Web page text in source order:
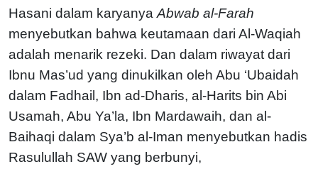
Hasani dalam karyanya Abwab al-Farah
menyebutkan bahwa keutamaan dari Al-Waqiah
adalah menarik rezeki. Dan dalam riwayat dari
Ibnu Mas’ud yang dinukilkan oleh Abu ‘Ubaidah
dalam Fadhail, Ibn ad-Dharis, al-Harits bin Abi
Usamah, Abu Ya’la, Ibn Mardawaih, dan al-
Baihaqi dalam Sya’b al-Iman menyebutkan hadis
Rasulullah SAW yang berbunyi,